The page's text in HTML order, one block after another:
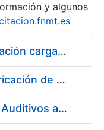
y algunos
Pliego condiciones optimización cargas compras firmado
Acuerdo marco para la fabricación de piezas
Suministro de Protectores Auditivos a medida para las personas trabajadoras de los Centros de Trabajo de Madrid y Burgos